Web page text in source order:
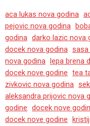
aca lukas nova godina
pejovic nova godina
godina darko lazic nova
docek nova godina sasa
nova godina lepa brena
docek nove godine tea
zivkovic nova godina
aleksandra prijovic nova
godine docek nove
docek nove godine